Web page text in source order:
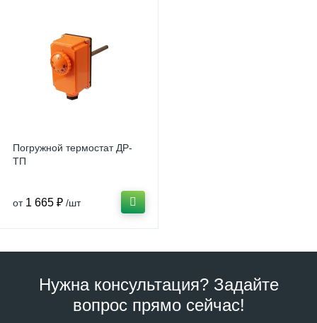
Погружной термостат ДР-
ТП
от 1 665 ₽ /шт
Нужна консультация? Задайте
вопрос прямо сейчас!